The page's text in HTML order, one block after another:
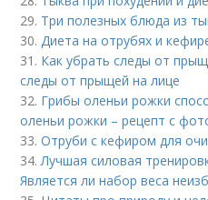
29. Три полезных блюда из
30.Диета на отрубях и
31. Как убрать следы от
следы от прыщей на лице
32. Грибы оленьи рожки
оленьи рожки – рецепт с
33.Отруби с кефиром для
34.Лучшая силовая
Является ли набор веса